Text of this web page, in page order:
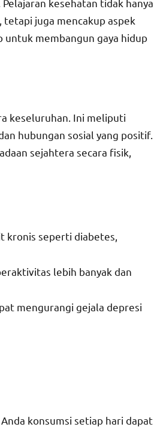
kesehatan tidak hanya
juga mencakup aspek
untuk membangun gaya hidup
keseluruhan. Ini meliputi
hubungan sosial yang positif.
sejahtera secara fisik,
kronis seperti diabetes,
lebih banyak dan
mengurangi gejala depresi
konsumsi setiap hari dapat